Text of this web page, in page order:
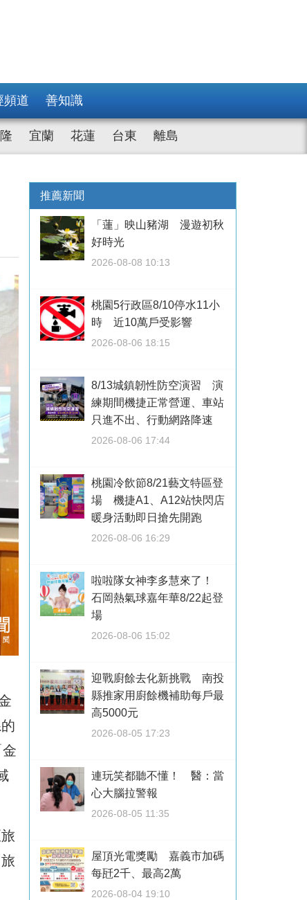
頻道 善知識
宜蘭 花蓮 台東 離島
推薦新聞
「蓮」映山豬湖 漫遊初秋
好時光
2026-08-08 10:13
桃園5行政區8/10停水11小
時 近10萬戶受影響
2026-08-06 18:15
8/13城鎮韌性防空演習 演
練期間機捷正常營運、車站
只進不出、行動網路降速
2026-08-06 17:44
桃園冷飲節8/21藝文特區登
場 機捷A1、A12站快閃店
暖身活動即日搶先開跑
2026-08-06 16:29
啦啦隊女神李多慧來了！
石岡熱氣球嘉年華8/22起登
場
2026-08-06 15:02
迎戰廚餘去化新挑戰 南投
縣推家用廚餘機補助每戶最
高5000元
2026-08-05 17:23
連玩笑都聽不懂！ 醫：當
心大腦拉警報
2026-08-05 11:35
屋頂光電獎勵 嘉義市加碼
每瓩2千、最高2萬
2026-08-04 19:10